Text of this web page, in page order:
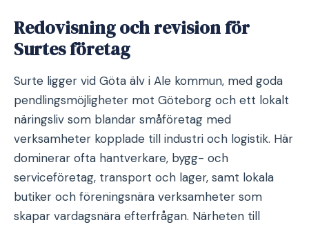
Redovisning och revision för
Surtes företag
Surte ligger vid Göta älv i Ale kommun, med goda
pendlingsmöjligheter mot Göteborg och ett lokalt
näringsliv som blandar småföretag med
verksamheter kopplade till industri och logistik. Här
dominerar ofta hantverkare, bygg- och
serviceföretag, transport och lager, samt lokala
butiker och föreningsnära verksamheter som
skapar vardagsnära efterfrågan. Närheten till